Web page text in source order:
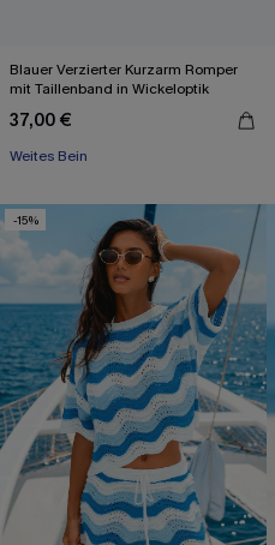
Blauer Verzierter Kurzarm Romper
mit Taillenband in Wickeloptik
37,00 €
Weites Bein
-15%